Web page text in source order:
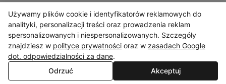
© Copyright 2026 ranking-konsumencki.pl
Używamy plików cookie i identyfikatorów reklamowych do
analityki, personalizacji treści oraz prowadzenia reklam
spersonalizowanych i niespersonalizowanych. Szczegóły
znajdziesz w polityce prywatności oraz w zasadach Google
dot. odpowiedzialności za dane.
Odrzuć
Akceptuj